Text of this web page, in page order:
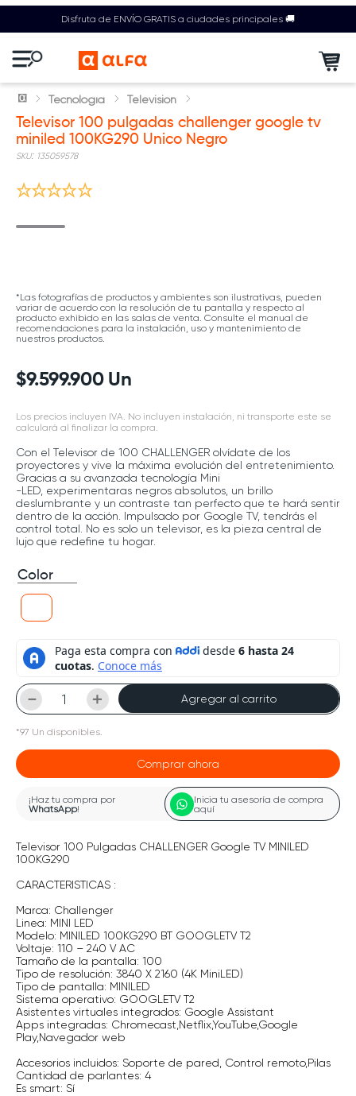
Disfruta de ENVÍO GRATIS a ciudades principales 🚚
Tecnología Televisión
Televisor 100 pulgadas challenger google tv
miniled 100KG290 Unico Negro
: 135059578
*Las fotografías de productos y ambientes son ilustrativas, pueden
variar de acuerdo con la resolución de tu pantalla y respecto al
producto exhibido en las salas de venta. Consulte el manual de
recomendaciones para la instalación, uso y mantenimiento de
nuestros productos.
$9.599.900 Un
Los precios incluyen IVA. No incluyen instalación, ni transporte este se
calculará al finalizar la compra.
Con el Televisor de 100 CHALLENGER olvídate de los
proyectores y vive la máxima evolución del entretenimiento.
Gracias a su avanzada tecnología Mini
-LED, experimentaras negros absolutos, un brillo
deslumbrante y un contraste tan perfecto que te hará sentir
dentro de la acción. Impulsado por Google TV, tendrás el
control total. No es solo un televisor, es la pieza central de
lujo que redefine tu hogar.
Color
＋
－ Agregar al carrito
*97 Un disponibles.
Comprar ahora
¡Haz tu compra por
WhatsApp!
Inicia tu asesoría de compra
aquí
Televisor 100 Pulgadas CHALLENGER Google TV MINILED
100KG290
CARACTERISTICAS :
Marca: Challenger
Linea: MINI LED
Modelo: MINILED 100KG290 BT GOOGLETV T2
Voltaje: 110 – 240 V AC
Tamaño de la pantalla: 100
Tipo de resolución: 3840 X 2160 (4K MiniLED)
Tipo de pantalla: MINILED
Sistema operativo: GOOGLETV T2
Asistentes virtuales integrados: Google Assistant
Apps integradas: Chromecast,Netflix,YouTube,Google
Play,Navegador web
Accesorios incluidos: Soporte de pared, Control remoto,Pilas
Cantidad de parlantes: 4
Es smart: Sí